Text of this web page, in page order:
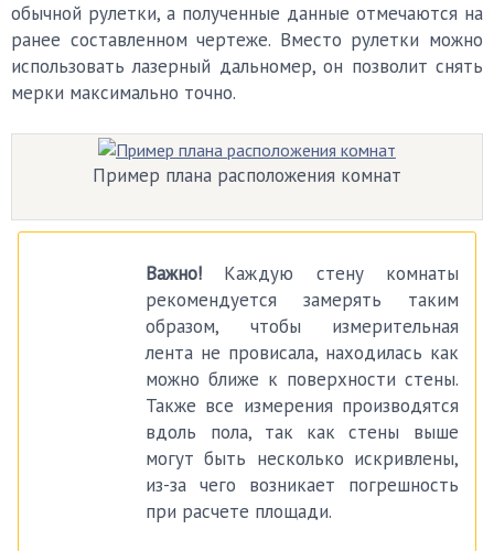
обычной рулетки, а полученные данные отмечаются на
ранее составленном чертеже. Вместо рулетки можно
использовать лазерный дальномер, он позволит снять
мерки максимально точно.
Пример плана расположения комнат
Важно! Каждую стену комнаты
рекомендуется замерять таким
образом, чтобы измерительная
лента не провисала, находилась как
можно ближе к поверхности стены.
Также все измерения производятся
вдоль пола, так как стены выше
могут быть несколько искривлены,
из-за чего возникает погрешность
при расчете площади.